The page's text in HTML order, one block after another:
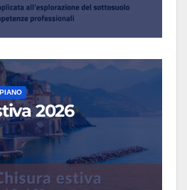
2026